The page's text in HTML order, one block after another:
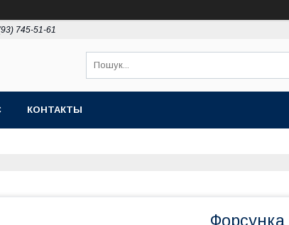
745-51-61
КОНТАКТЫ